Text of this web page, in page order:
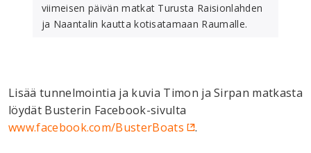
viimeisen päivän matkat Turusta Raisionlahden
ja Naantalin kautta kotisatamaan Raumalle.
Lisää tunnelmointia ja kuvia Timon ja Sirpan matkasta
löydät Busterin Facebook-sivulta
www.facebook.com/BusterBoats
.